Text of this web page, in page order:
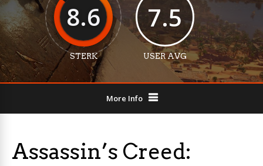
8.6
STERK
7.5
USER AVG
More Info
Assassin’s Creed: